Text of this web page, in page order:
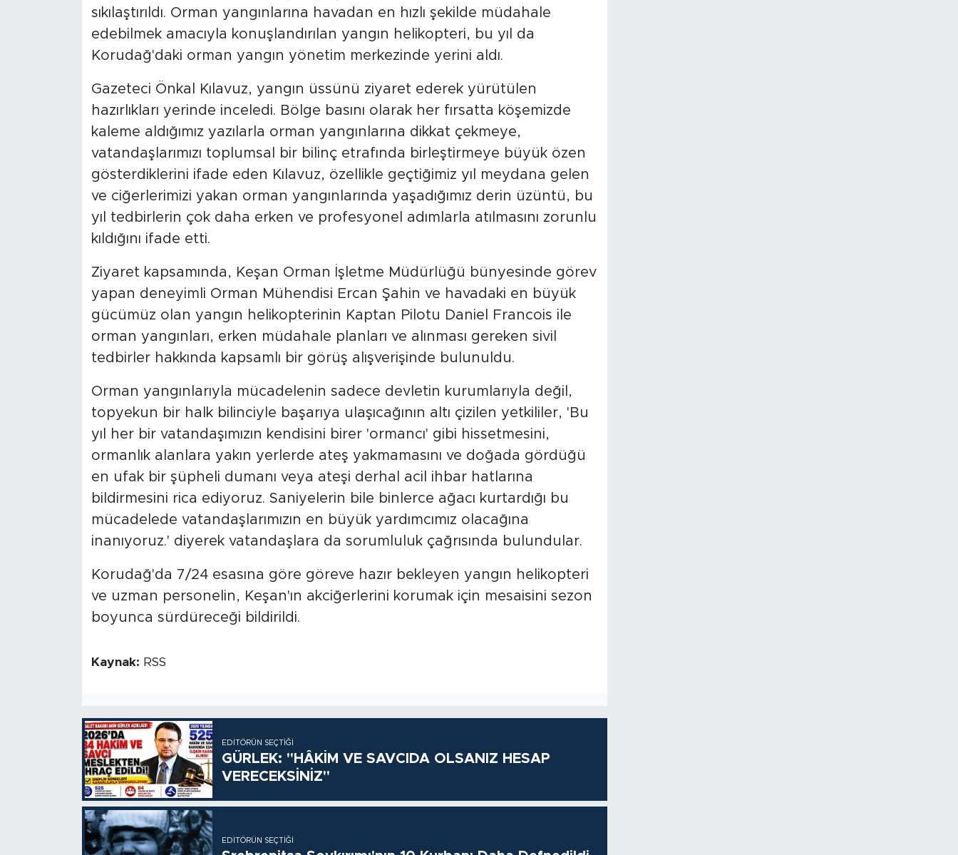
sıkılaştırıldı. Orman yangınlarına havadan en hızlı şekilde müdahale
edebilmek amacıyla konuşlandırılan yangın helikopteri, bu yıl da
Korudağ'daki orman yangın yönetim merkezinde yerini aldı.
Gazeteci Önkal Kılavuz, yangın üssünü ziyaret ederek yürütülen
hazırlıkları yerinde inceledi. Bölge basını olarak her fırsatta köşemizde
kaleme aldığımız yazılarla orman yangınlarına dikkat çekmeye,
vatandaşlarımızı toplumsal bir bilinç etrafında birleştirmeye büyük özen
gösterdiklerini ifade eden Kılavuz, özellikle geçtiğimiz yıl meydana gelen
ve ciğerlerimizi yakan orman yangınlarında yaşadığımız derin üzüntü, bu
yıl tedbirlerin çok daha erken ve profesyonel adımlarla atılmasını zorunlu
kıldığını ifade etti.
Ziyaret kapsamında, Keşan Orman İşletme Müdürlüğü bünyesinde görev
yapan deneyimli Orman Mühendisi Ercan Şahin ve havadaki en büyük
gücümüz olan yangın helikopterinin Kaptan Pilotu Daniel Francois ile
orman yangınları, erken müdahale planları ve alınması gereken sivil
tedbirler hakkında kapsamlı bir görüş alışverişinde bulunuldu.
Orman yangınlarıyla mücadelenin sadece devletin kurumlarıyla değil,
topyekun bir halk bilinciyle başarıya ulaşıcağının altı çizilen yetkililer, 'Bu
yıl her bir vatandaşımızın kendisini birer 'ormancı' gibi hissetmesini,
ormanlık alanlara yakın yerlerde ateş yakmamasını ve doğada gördüğü
en ufak bir şüpheli dumanı veya ateşi derhal acil ihbar hatlarına
bildirmesini rica ediyoruz. Saniyelerin bile binlerce ağacı kurtardığı bu
mücadelede vatandaşlarımızın en büyük yardımcımız olacağına
inanıyoruz.' diyerek vatandaşlara da sorumluluk çağrısında bulundular.
Korudağ'da 7/24 esasına göre göreve hazır bekleyen yangın helikopteri
ve uzman personelin, Keşan'ın akciğerlerini korumak için mesaisini sezon
boyunca sürdüreceği bildirildi.
Kaynak: RSS
EDITÖRÜN SEÇTIĞI
GÜRLEK: "HÂKİM VE SAVCIDA OLSANIZ HESAP
VERECEKSİNİZ"
EDITÖRÜN SEÇTIĞI